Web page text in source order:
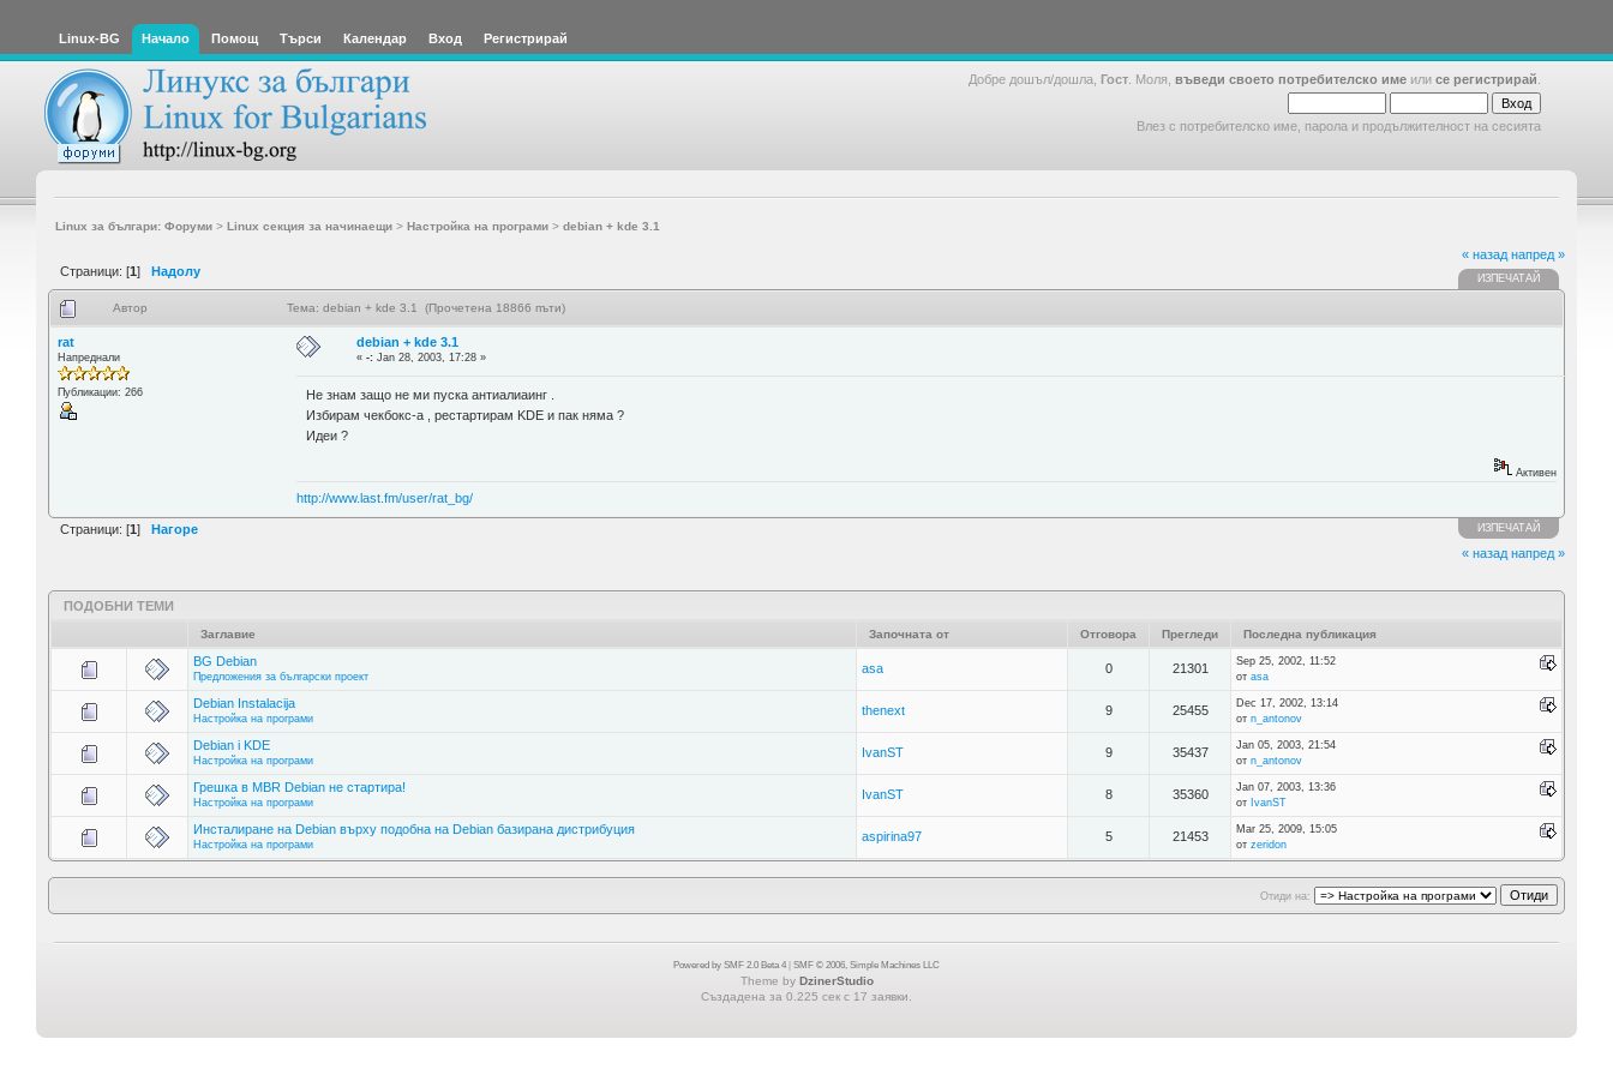
Linux-BG Начало Помощ Търси Календар Вход Регистрирай
Добре дошъл/дошла, Гост . Моля, въведи своето потребителско име или се регистрирай
Влез с потребителско име, парола и продължителност на сесията
Linux за българи: Форуми> Linux секция за начинаещи> Настройка на програми> debian + kde 3.1
Страници: [1] Надолу
« назад напред »
ИЗПЕЧАТАЙ
Автор Тема: debian + kde 3.1 (Прочетена 18866 пъти)
rat
Напреднали
Публикации: 266
debian + kde 3.1
«-: Jan 28, 2003, 17:28 »
Не знам защо не ми пуска антиалиаинг .
Избирам чекбокс-а , рестартирам KDE и пак няма ?
Идеи ?
Активен
http://www.last.fm/user/rat_bg/
Страници: [1] Нагоре ИЗПЕЧАТАЙ
« назад напред »
ПОДОБНИ ТЕМИ
Заглавие Започната от Отговора Прегледи Последна публикация
BG Debian
Предложения за български проект
asa 0 21301
Sep 25, 2002, 11:52
от asa
Debian Instalacija
Настройка на програми
thenext 9 25455
Dec 17, 2002, 13:14
от n_antonov
Debian i KDE
Настройка на програми
IvanST 9 35437
Jan 05, 2003, 21:54
от n_antonov
Грешка в MBR Debian не стартира!
Настройка на програми
IvanST 8 35360
Jan 07, 2003, 13:36
от IvanST
Инсталиране на Debian върху подобна на Debian базирана дистрибуция
Настройка на програми
aspirina97 5 21453
Mar 25, 2009, 15:05
от zeridon
Отиди на:
Powered by SMF 2.0 Beta 4 | SMF © 2006, Simple Machines LLC
Theme by DzinerStudio
Създадена за 0.225 сек с 17 заявки.